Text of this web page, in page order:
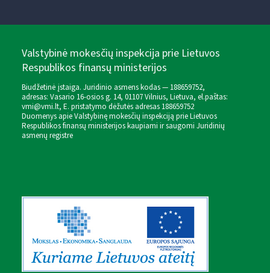
Valstybinė mokesčių inspekcija prie Lietuvos
Respublikos finansų ministerijos
Biudžetinė įstaiga. Juridinio asmens kodas — 188659752,
adresas: Vasario 16-osios g. 14, 01107 Vilnius, Lietuva, el.paštas:
vmi@vmi.lt, E. pristatymo dėžutės adresas 188659752
Duomenys apie Valstybinę mokesčių inspekciją prie Lietuvos
Respublikos finansų ministerijos kaupiami ir saugomi Juridinių
asmenų registre